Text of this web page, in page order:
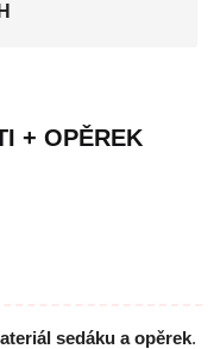
+ OPĚREK
sedáku a opěrek.